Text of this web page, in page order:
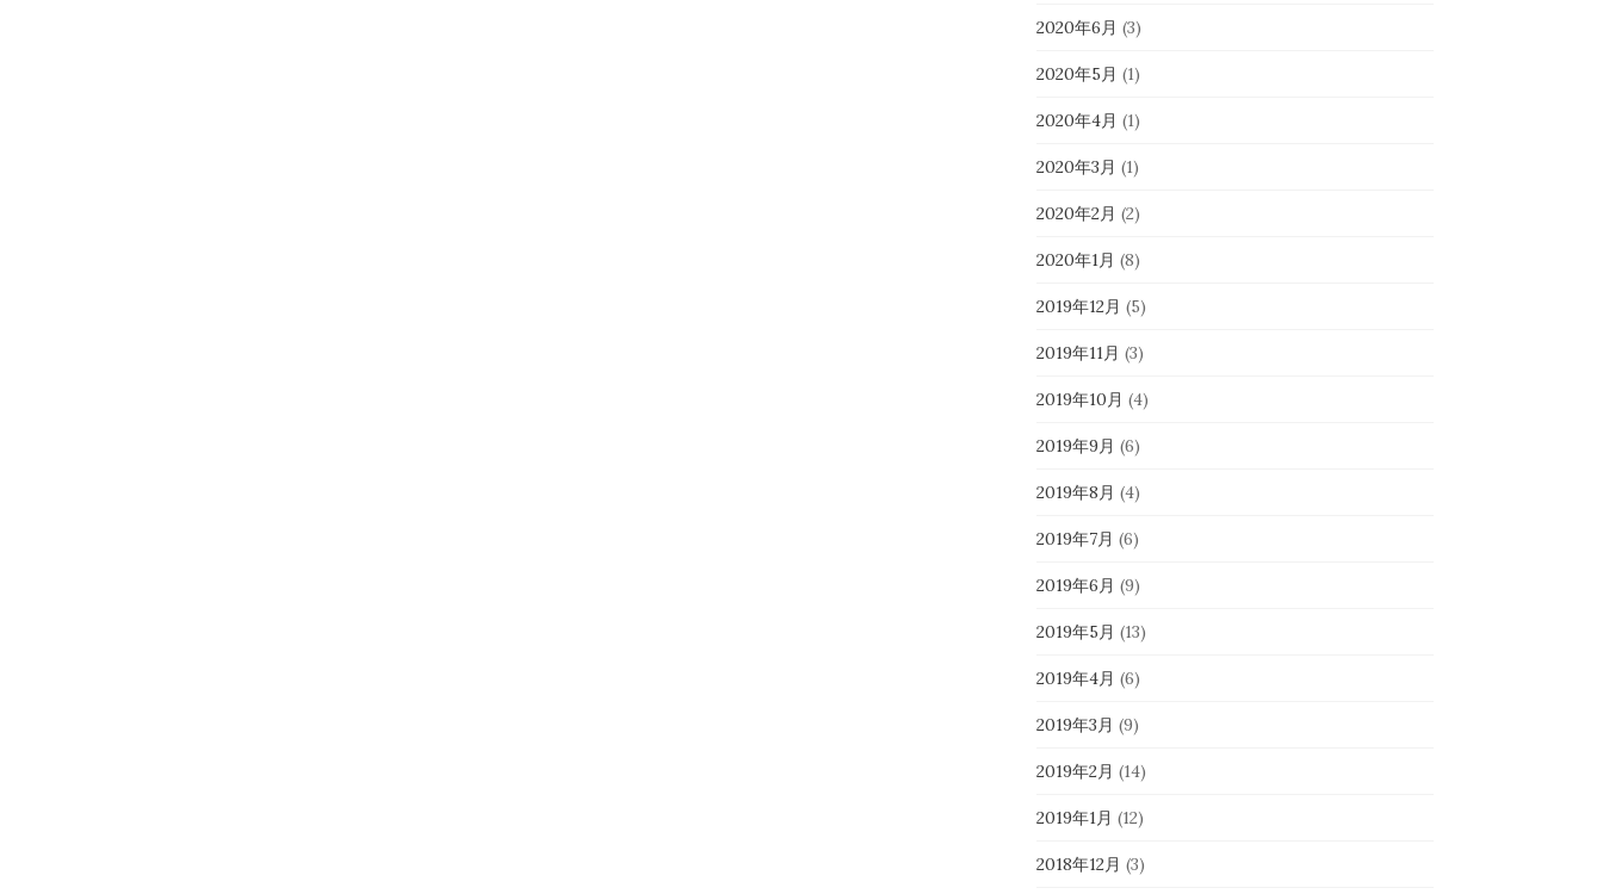
2020年6月 (3)
2020年5月 (1)
2020年4月 (1)
2020年3月 (1)
2020年2月 (2)
2020年1月 (8)
2019年12月 (5)
2019年11月 (3)
2019年10月 (4)
2019年9月 (6)
2019年8月 (4)
2019年7月 (6)
2019年6月 (9)
2019年5月 (13)
2019年4月 (6)
2019年3月 (9)
2019年2月 (14)
2019年1月 (12)
2018年12月 (3)